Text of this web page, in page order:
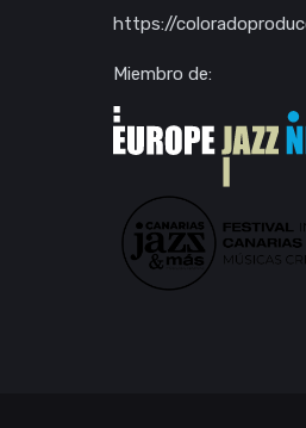
https://
Miembro de: